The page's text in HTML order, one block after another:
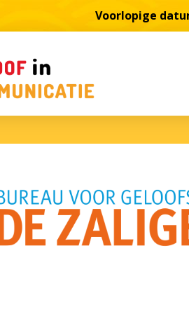
Voorlopige